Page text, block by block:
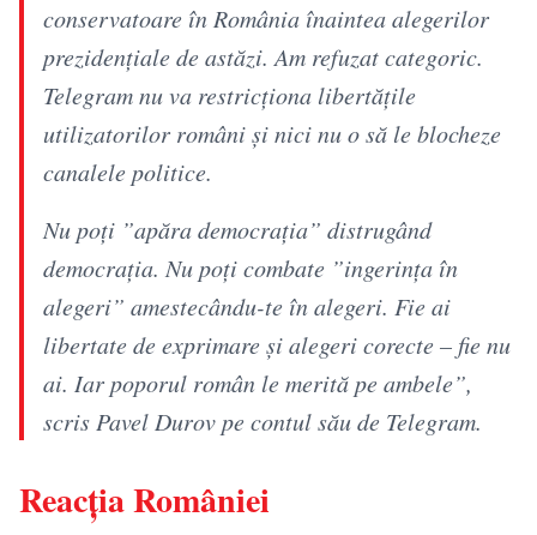
conservatoare în România înaintea alegerilor
prezidențiale de astăzi. Am refuzat categoric.
Telegram nu va restricționa libertățile
utilizatorilor români și nici nu o să le blocheze
canalele politice.
Nu poți ”apăra democrația” distrugând
democrația. Nu poți combate ”ingerința în
alegeri” amestecându-te în alegeri. Fie ai
libertate de exprimare și alegeri corecte – fie nu
ai. Iar poporul român le merită pe ambele”,
scris Pavel Durov pe contul său de Telegram.
Reacția României